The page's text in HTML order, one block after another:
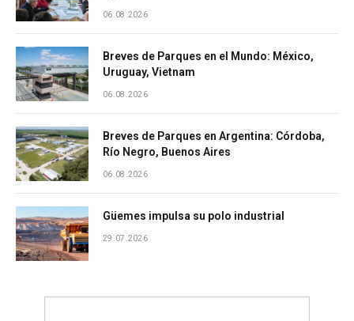
06.08.2026
Breves de Parques en el Mundo: México,
Uruguay, Vietnam
06.08.2026
Breves de Parques en Argentina: Córdoba,
Río Negro, Buenos Aires
06.08.2026
Güemes impulsa su polo industrial
29.07.2026